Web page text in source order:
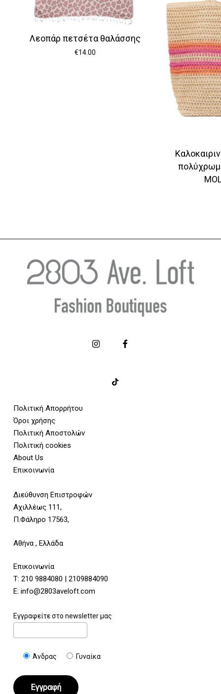
Λεοπάρ πετσέτα θαλάσσης
€14.00
Πολιτική Απορρήτου
Όροι χρήσης
Πολιτική Αποστολών
Πολιτική cookies
About Us
Επικοινωνία
Διεύθυνση Επιστροφών
Αχιλλέως 111,
Π.Φάληρο 17563,
Αθήνα , Ελλάδα
Επικοινωνία
Τ: 210 9884080 | 2109884090
E: info@2803aveloft.com
Εγγραφείτε στο newsletter μας
Άνδρας Γυναίκα